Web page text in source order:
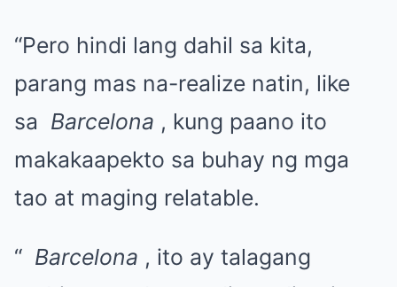
“Pero hindi lang dahil sa kita,
parang mas na-realize natin, like
sa Barcelona , ​​​​kung paano ito
makakaapekto sa buhay ng mga
tao at maging relatable.
“ Barcelona , ito ay talagang